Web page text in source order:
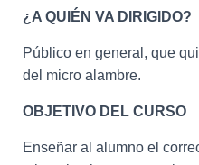
¿A QUIÉN VA DIRIGIDO?
Público en general, que
del micro alambre.
OBJETIVO DEL CURSO
Enseñar al alumno el